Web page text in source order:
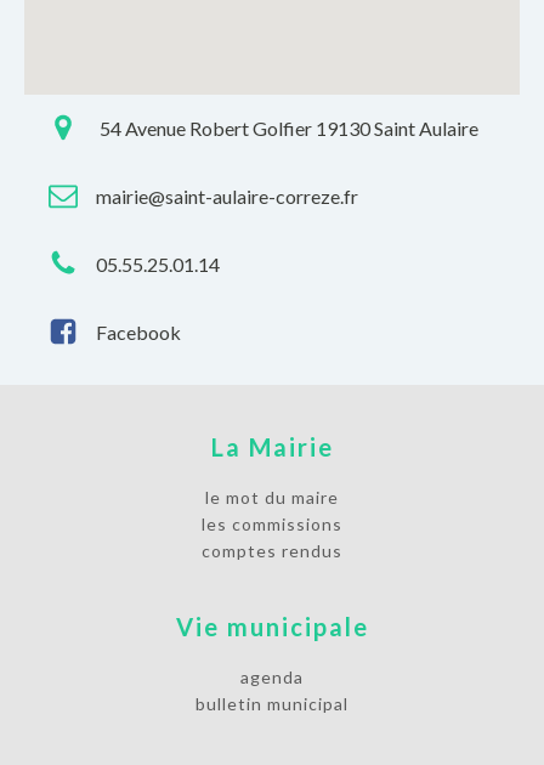
54 Avenue Robert Golfier 19130 Saint Aulaire
mairie@saint-aulaire-correze.fr
05.55.25.01.14
Facebook
La Mairie
le mot du maire
les commissions
comptes rendus
Vie municipale
agenda
bulletin municipal